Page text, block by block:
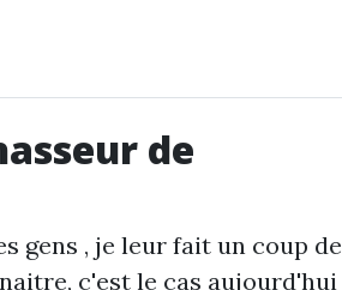
de
gens , je leur fait un coup de
c'est le cas aujourd'hui